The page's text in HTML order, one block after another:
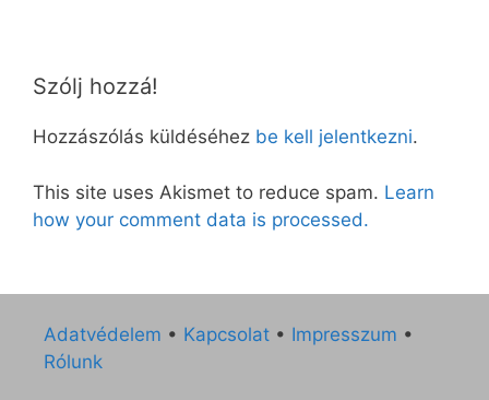
Szólj hozzá!
Hozzászólás küldéséhez be kell jelentkezni.
This site uses Akismet to reduce spam. Learn
how your comment data is processed.
Adatvédelem • Kapcsolat • Impresszum •
Rólunk